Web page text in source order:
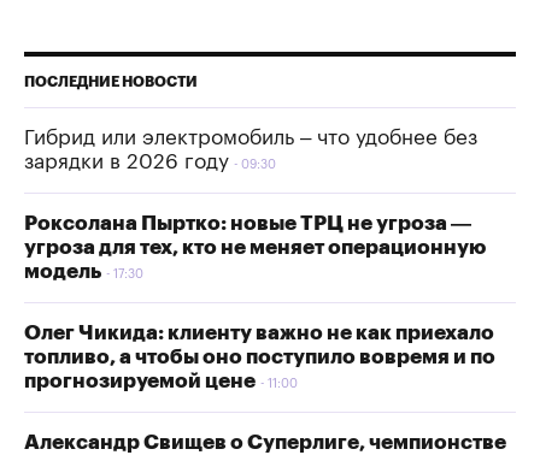
ПОСЛЕДНИЕ НОВОСТИ
Гибрид или электромобиль – что удобнее без
зарядки в 2026 году
09:30
Роксолана Пыртко: новые ТРЦ не угроза —
угроза для тех, кто не меняет операционную
модель
17:30
Олег Чикида: клиенту важно не как приехало
топливо, а чтобы оно поступило вовремя и по
прогнозируемой цене
11:00
Александр Свищев о Суперлиге, чемпионстве